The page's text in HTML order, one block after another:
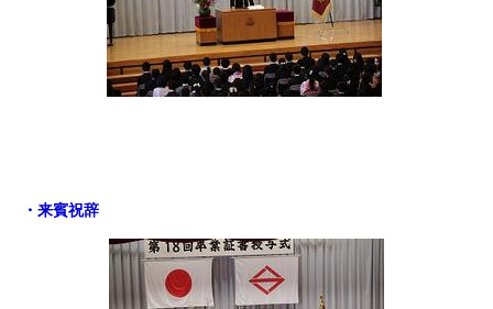
・来賓祝辞